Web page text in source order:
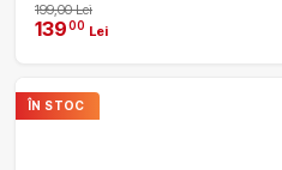
199,00 Lei
13900 Lei
ÎN STOC